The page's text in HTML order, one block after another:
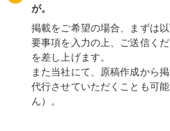
が。
掲載をご希望の場合、まずは
要事項を入力の上、ご送信く
を差し上げます。
また当社にて、原稿作成から
代行させていただくことも可
ん）。